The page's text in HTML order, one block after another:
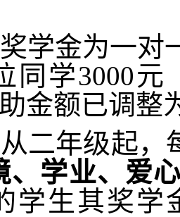
学金为一对
同学3000元
金额已调整
二年级起，
、学业、爱
学生其奖学